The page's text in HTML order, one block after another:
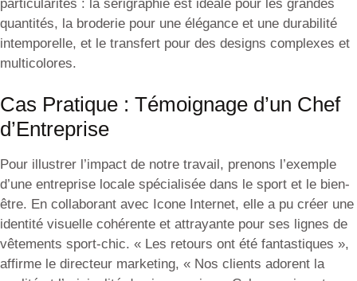
particularités : la sérigraphie est idéale pour les grandes
quantités, la broderie pour une élégance et une durabilité
intemporelle, et le transfert pour des designs complexes et
multicolores.
Cas Pratique : Témoignage d’un Chef
d’Entreprise
Pour illustrer l’impact de notre travail, prenons l’exemple
d’une entreprise locale spécialisée dans le sport et le bien-
être. En collaborant avec Icone Internet, elle a pu créer une
identité visuelle cohérente et attrayante pour ses lignes de
vêtements sport-chic. « Les retours ont été fantastiques »,
affirme le directeur marketing, « Nos clients adorent la